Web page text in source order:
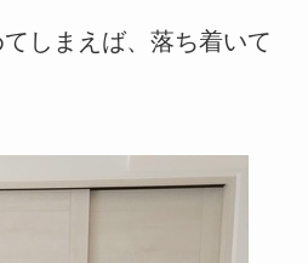
しまえば、落ち着いて